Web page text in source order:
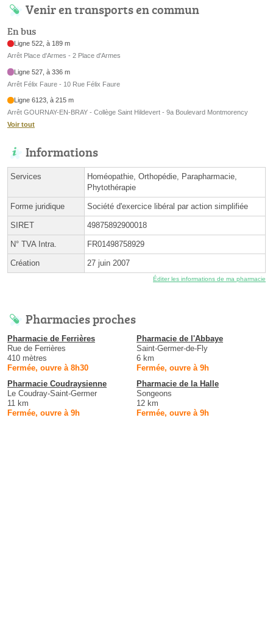
Venir en transports en commun
En bus
Ligne 522, à 189 m
Arrêt Place d'Armes - 2 Place d'Armes
Ligne 527, à 336 m
Arrêt Félix Faure - 10 Rue Félix Faure
Ligne 6123, à 215 m
Arrêt GOURNAY-EN-BRAY - Collège Saint Hildevert - 9a Boulevard Montmorency
Voir tout
Informations
Services
Homéopathie, Orthopédie, Parapharmacie,
Phytothérapie
Forme juridique Société d'exercice libéral par action simplifiée
SIRET 49875892900018
N° TVA Intra. FR01498758929
Création 27 juin 2007
Éditer les informations de ma pharmacie
Pharmacies proches
Pharmacie de Ferrières
Rue de Ferrières
410 mètres
Fermée, ouvre à 8h30
Pharmacie de l'Abbaye
Saint-Germer-de-Fly
6 km
Fermée, ouvre à 9h
Pharmacie Coudraysienne
Le Coudray-Saint-Germer
11 km
Fermée, ouvre à 9h
Pharmacie de la Halle
Songeons
12 km
Fermée, ouvre à 9h